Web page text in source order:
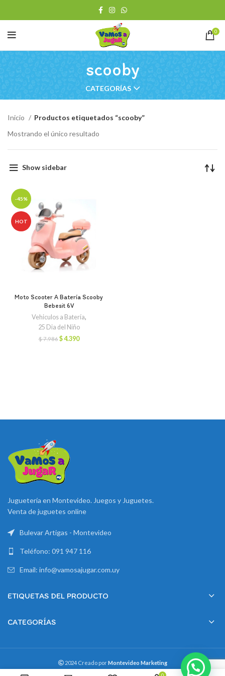
0
scooby
CATEGORÍAS
Inicio
Productos etiquetados “scooby”
Mostrando el único resultado
Show sidebar
-45%
HOT
Moto Scooter A Batería Scooby
Bebesit 6V
Vehiculos a Batería,
25 Dia del Niño
$7.986El
$4.390El
Juguetería en Montevideo. Juegos y Juguetes.
Venta de juguetes online
Bulevar Artigas - Montevideo
Teléfono: 091 947 116
Email: info@vamosajugar.com.uy
ETIQUETAS DEL PRODUCTO
CATEGORÍAS
2024 Creado porMontevideo Marketing